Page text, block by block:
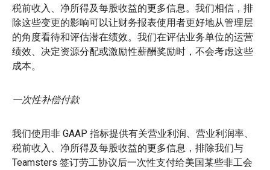
税前收入、净所得及每股收益的更多信息。我们相信，排
除这些变更的影响可以让财务报表使用者更好地从管理层
的角度看待和评估潜在绩效。我们在评估业务单位的运营
绩效、决定资源分配或激励性薪酬奖励时，不会考虑这些
成本。
一次性补偿付款
我们使用非 GAAP 指标提供有关营业利润、营业利润率、
税前收入、净所得及每股收益的更多信息，排除我们与
Teamsters 签订劳工协议后一次性支付给美国某些非工会